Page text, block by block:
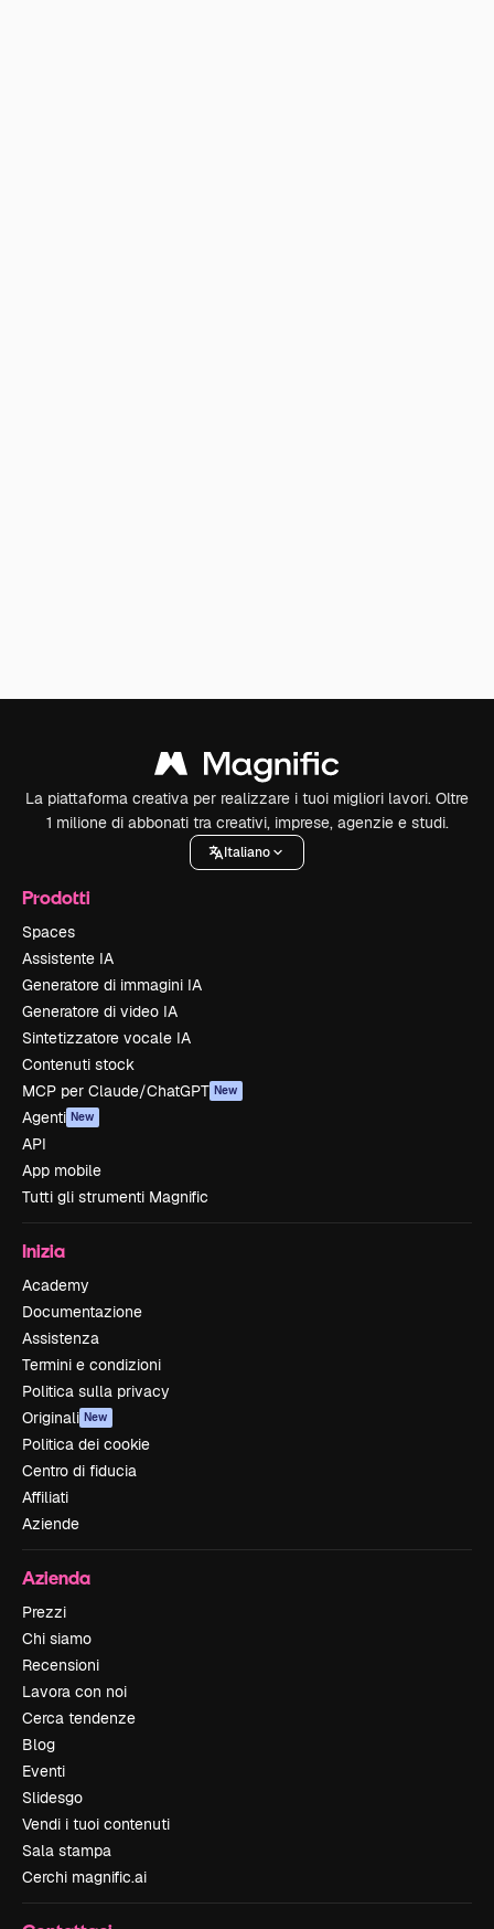
La piattaforma creativa per realizzare i tuoi migliori lavori. Oltre
1 milione di abbonati tra creativi, imprese, agenzie e studi.
Italiano
Prodotti
Spaces
Assistente IA
Generatore di immagini IA
Generatore di video IA
Sintetizzatore vocale IA
Contenuti stock
MCP per Claude/ChatGPT New
Agenti New
API
App mobile
Tutti gli strumenti Magnific
Inizia
Academy
Documentazione
Assistenza
Termini e condizioni
Politica sulla privacy
Originali New
Politica dei cookie
Centro di fiducia
Affiliati
Aziende
Azienda
Prezzi
Chi siamo
Recensioni
Lavora con noi
Cerca tendenze
Blog
Eventi
Slidesgo
Vendi i tuoi contenuti
Sala stampa
Cerchi magnific.ai